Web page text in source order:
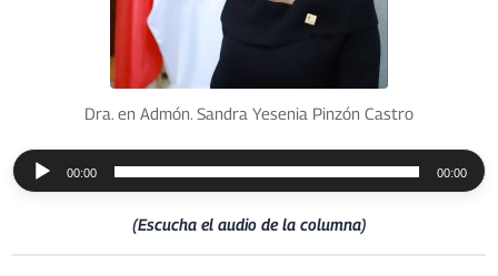
Dra. en Admón. Sandra Yesenia Pinzón Castro
R
e
o
00:00 00:00
(Escucha el audio de la columna)